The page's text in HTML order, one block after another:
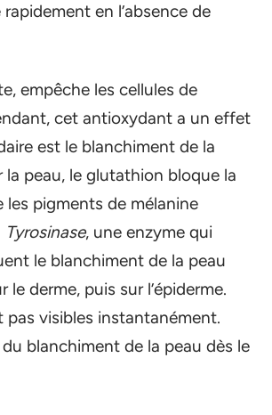
en l’absence de
empêche les cellules de
cet antioxydant a un effet
est le blanchiment de la
peau, le glutathion bloque la
pigments de mélanine
Tyrosinase, une enzyme qui
le blanchiment de la peau
derme, puis sur l’épiderme.
pas visibles instantanément.
blanchiment de la peau dès le